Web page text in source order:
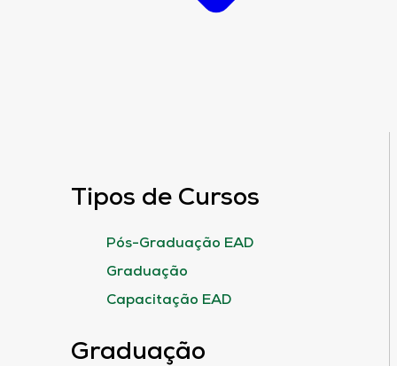
Tipos de Cursos
Pós-Graduação EAD
Graduação
Capacitação EAD
Graduação